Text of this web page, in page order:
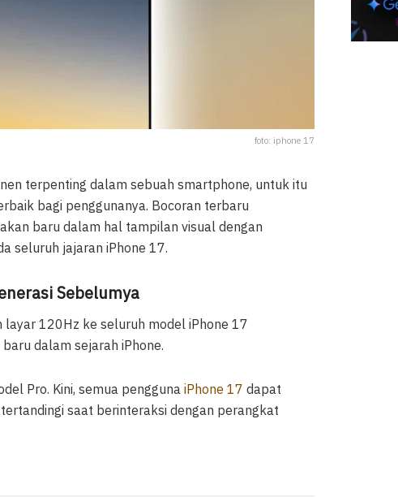
foto: iphone 17
terpenting dalam sebuah smartphone, untuk itu
bagi penggunanya. Bocoran terbaru
baru dalam hal tampilan visual dengan
seluruh jajaran iPhone 17.
Sebelumya
120Hz ke seluruh model iPhone 17
dalam sejarah iPhone.
Pro. Kini, semua pengguna iPhone 17 dapat
saat berinteraksi dengan perangkat